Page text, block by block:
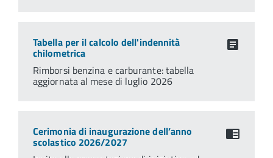
Tabella per il calcolo dell'indennità
chilometrica
Rimborsi benzina e carburante: tabella
aggiornata al mese di luglio 2026
Cerimonia di inaugurazione dell’anno
scolastico 2026/2027